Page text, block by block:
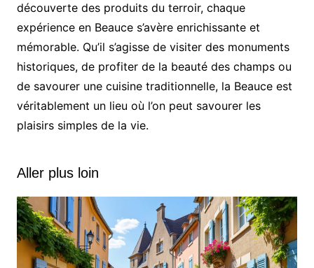
découverte des produits du terroir, chaque
expérience en Beauce s’avère enrichissante et
mémorable. Qu’il s’agisse de visiter des monuments
historiques, de profiter de la beauté des champs ou
de savourer une cuisine traditionnelle, la Beauce est
véritablement un lieu où l’on peut savourer les
plaisirs simples de la vie.
Aller plus loin